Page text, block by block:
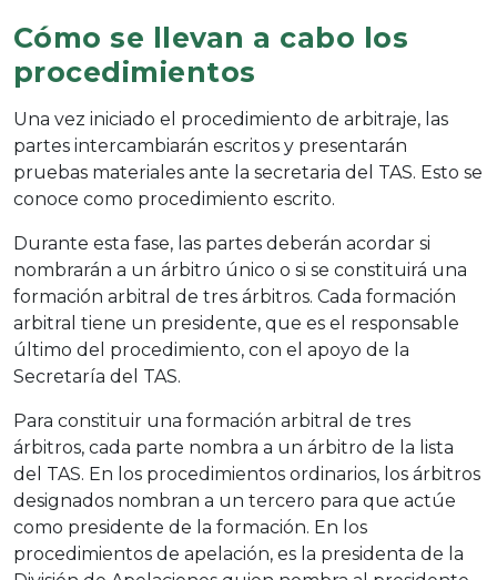
Cómo se llevan a cabo los
procedimientos
Una vez iniciado el procedimiento de arbitraje, las
partes intercambiarán escritos y presentarán
pruebas materiales ante la secretaria del TAS. Esto se
conoce como procedimiento escrito.
Durante esta fase, las partes deberán acordar si
nombrarán a un árbitro único o si se constituirá una
formación arbitral de tres árbitros. Cada formación
arbitral tiene un presidente, que es el responsable
último del procedimiento, con el apoyo de la
Secretaría del TAS.
Para constituir una formación arbitral de tres
árbitros, cada parte nombra a un árbitro de la lista
del TAS. En los procedimientos ordinarios, los árbitros
designados nombran a un tercero para que actúe
como presidente de la formación. En los
procedimientos de apelación, es la presidenta de la